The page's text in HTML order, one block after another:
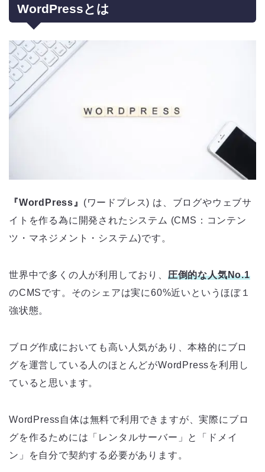
WordPressとは
『WordPress』 (ワードプレス) は、ブログやウェブサ
イトを作る為に開発されたシステム (CMS：コンテン
ツ・マネジメント・システム)です。
世界中で多くの人が利用しており、 圧倒的な人気No.1
のCMSです。そのシェアは実に60%近いというほぼ１
強状態。
ブログ作成においても高い人気があり、本格的にブロ
グを運営している人のほとんどがWordPressを利用し
ていると思います。
WordPress自体は無料で利用できますが、実際にブロ
グを作るためには「レンタルサーバー」と「ドメイ
ン」を自分で契約する必要があります。